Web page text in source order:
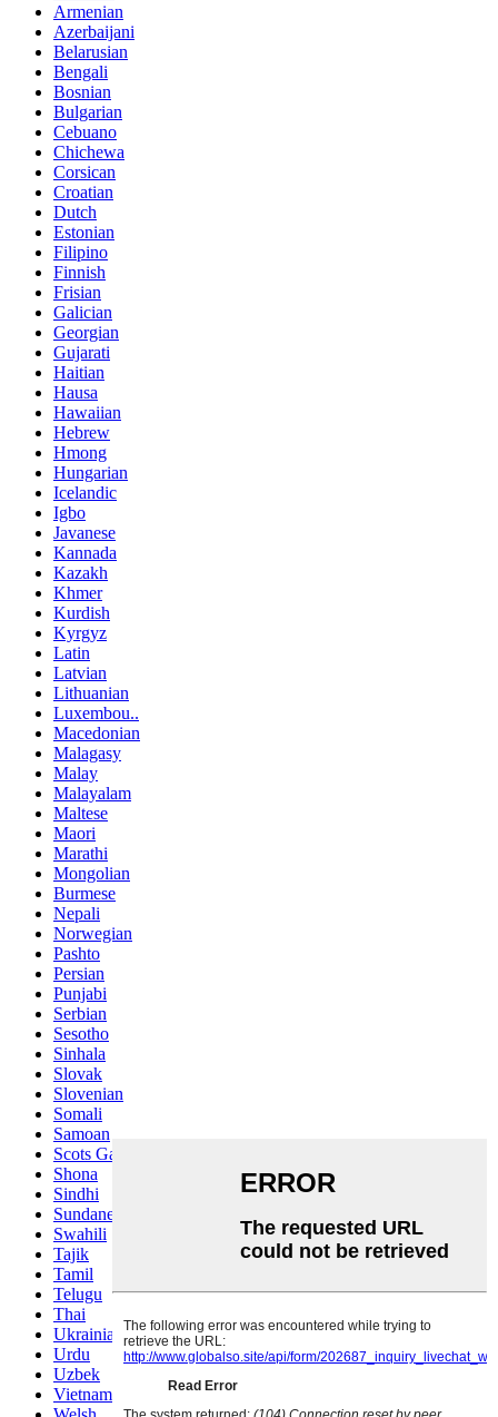
Armenian
Azerbaijani
Belarusian
Bengali
Bosnian
Bulgarian
Cebuano
Chichewa
Corsican
Croatian
Dutch
Estonian
Filipino
Finnish
Frisian
Galician
Georgian
Gujarati
Haitian
Hausa
Hawaiian
Hebrew
Hmong
Hungarian
Icelandic
Igbo
Javanese
Kannada
Kazakh
Khmer
Kurdish
Kyrgyz
Latin
Latvian
Lithuanian
Luxembou..
Macedonian
Malagasy
Malay
Malayalam
Maltese
Maori
Marathi
Mongolian
Burmese
Nepali
Norwegian
Pashto
Persian
Punjabi
Serbian
Sesotho
Sinhala
Slovak
Slovenian
Somali
Samoan
Scots Gaelic
Shona
Sindhi
Sundanese
Swahili
Tajik
Tamil
Telugu
Thai
Ukrainian
Urdu
Uzbek
Vietnamese